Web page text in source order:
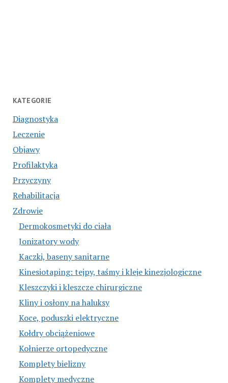
KATEGORIE
Diagnostyka
Leczenie
Objawy
Profilaktyka
Przyczyny
Rehabilitacja
Zdrowie
Dermokosmetyki do ciała
Jonizatory wody
Kaczki, baseny sanitarne
Kinesiotaping: tejpy, taśmy i kleje kinezjologiczne
Kleszczyki i kleszcze chirurgiczne
Kliny i osłony na haluksy
Koce, poduszki elektryczne
Kołdry obciążeniowe
Kołnierze ortopedyczne
Komplety bielizny
Komplety medyczne